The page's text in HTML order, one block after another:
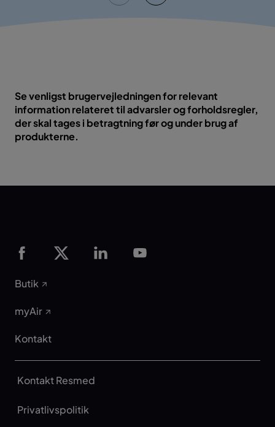
Se venligst brugervejledningen for relevant
information relateret til advarsler og forholdsregler,
der skal tages i betragtning før og under brug af
produkterne.
Butik
myAir
Kontakt
Kontakt Resmed
Privatlivspolitik